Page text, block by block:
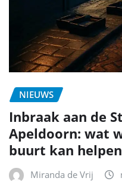
NIEUWS
Inbraak aan de
Apeldoorn: wat
buurt kan helpen
Miranda de Vrij